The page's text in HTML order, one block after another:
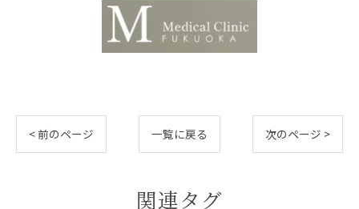
< 前のページ 一覧に戻る 次のページ >
関連タグ